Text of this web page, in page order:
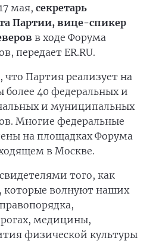
мая, секретарь
Партии, вице-спикер
в ходе Форума
передает ER.RU.
Партия реализует на
более 40 федеральных и
и муниципальных
Многие федеральные
на площадках Форума
в Москве.
того, как
которые волнуют наших
медицины,
физической культуры